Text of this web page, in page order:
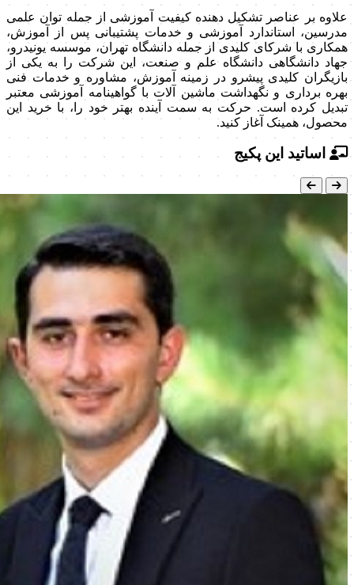
علاوه بر عناصر تشکیل دهنده کیفیت آموزشی از جمله توان علمی
مدرسین، استاندارد آموزشی و خدمات پشتیبانی پس از آموزش،
همکاری با شرکای کلیدی از جمله دانشگاه تهران، موسسه یونیدرو،
جهاد دانشگاهی دانشگاه علم و صنعت، این شرکت را به یکی از
بازیگران کلیدی پیشرو در زمینه آموزش، مشاوره و خدمات فنی
بهره برداری و نگهداشت ماشین آلات با گواهینامه آموزشی معتبر
تبدیل کرده است. حرکت به سمت آینده بهتر خود را، با خرید این
محصول، همینک آغاز کنید.
اساتید این پکیج